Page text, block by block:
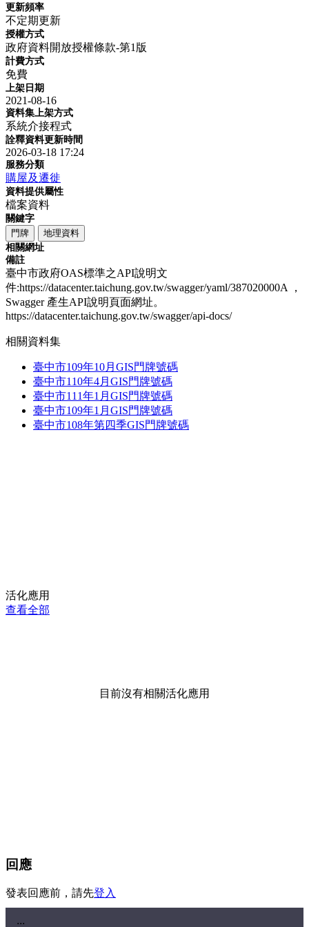
更新頻率
不定期更新
授權方式
政府資料開放授權條款-第1版
計費方式
免費
上架日期
2021-08-16
資料集上架方式
系統介接程式
詮釋資料更新時間
2026-03-18 17:24
服務分類
購屋及遷徙
資料提供屬性
檔案資料
關鍵字
門牌
地理資料
相關網址
備註
臺中市政府OAS標準之API說明文
件:https://datacenter.taichung.gov.tw/swagger/yaml/387020000A ，
Swagger 產生API說明頁面網址。
https://datacenter.taichung.gov.tw/swagger/api-docs/
相關資料集
臺中市109年10月GIS門牌號碼
臺中市110年4月GIS門牌號碼
臺中市111年1月GIS門牌號碼
臺中市109年1月GIS門牌號碼
臺中市108年第四季GIS門牌號碼
活化應用
查看全部
目前沒有相關活化應用
回應
發表回應前，請先登入